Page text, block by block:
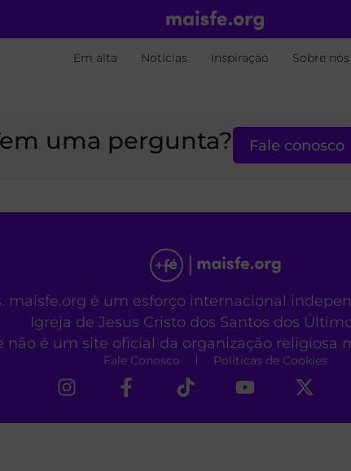
Em alta Notícias Inspiração Sobre nós
uma pergunta? Fale conosco
maisfe.org é um esforço internacional
Igreja de Jesus Cristo dos Santos dos
não é um site oficial da organização religiosa
Fale Conosco Políticas de Cookies